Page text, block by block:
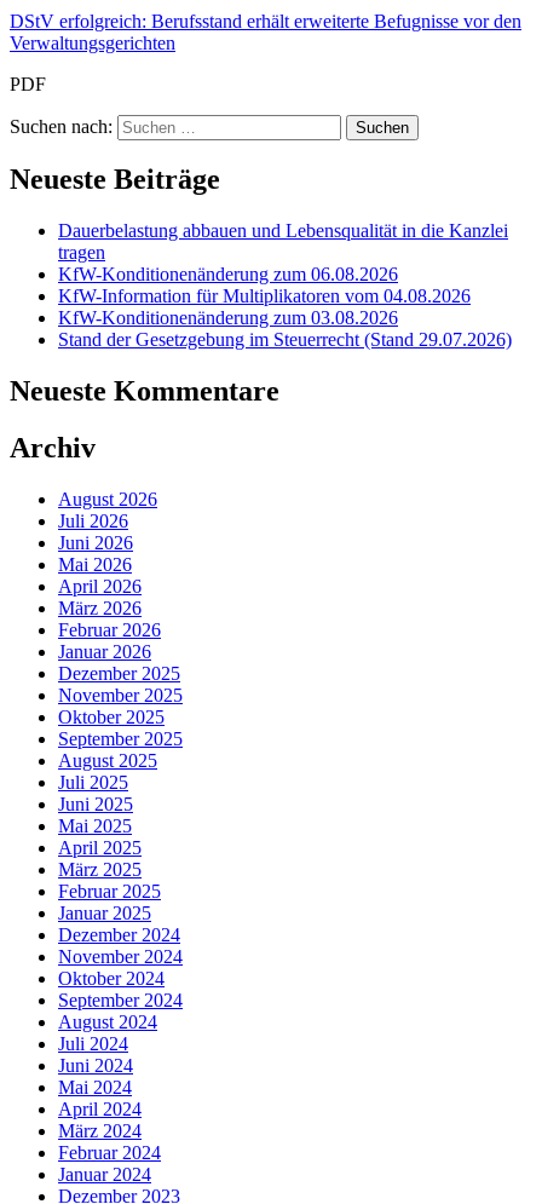
DStV erfolgreich: Berufsstand erhält erweiterte Befugnisse vor den
Verwaltungsgerichten
PDF
Suchen nach:
Neueste Beiträge
Dauerbelastung abbauen und Lebensqualität in die Kanzlei
tragen
KfW-Konditionenänderung zum 06.08.2026
KfW-Information für Multiplikatoren vom 04.08.2026
KfW-Konditionenänderung zum 03.08.2026
Stand der Gesetzgebung im Steuerrecht (Stand 29.07.2026)
Neueste Kommentare
Archiv
August 2026
Juli 2026
Juni 2026
Mai 2026
April 2026
März 2026
Februar 2026
Januar 2026
Dezember 2025
November 2025
Oktober 2025
September 2025
August 2025
Juli 2025
Juni 2025
Mai 2025
April 2025
März 2025
Februar 2025
Januar 2025
Dezember 2024
November 2024
Oktober 2024
September 2024
August 2024
Juli 2024
Juni 2024
Mai 2024
April 2024
März 2024
Februar 2024
Januar 2024
Dezember 2023